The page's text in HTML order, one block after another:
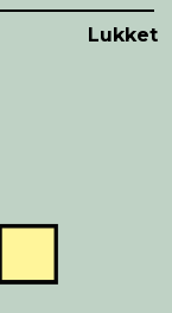
Lukket